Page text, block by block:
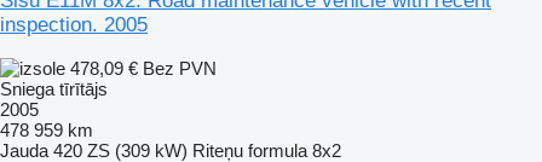
inspection. 2005
478,09 € Bez PVN
Sniega tīrītājs
2005
478 959 km
Jauda 420 ZS (309 kW) Riteņu formula 8x2